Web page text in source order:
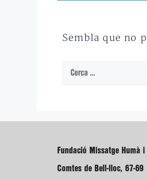
Sembla que no
Cerca:
Fundació Missatge Humà
Comtes de Bell-lloc, 67-69